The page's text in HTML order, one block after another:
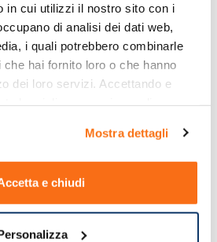
in cui utilizzi il nostro sito con i
di analisi dei dati web,
i quali potrebbero combinarle
hai fornito loro o che hanno
dei loro servizi. Accettando e
Mostra dettagli
e chiudi